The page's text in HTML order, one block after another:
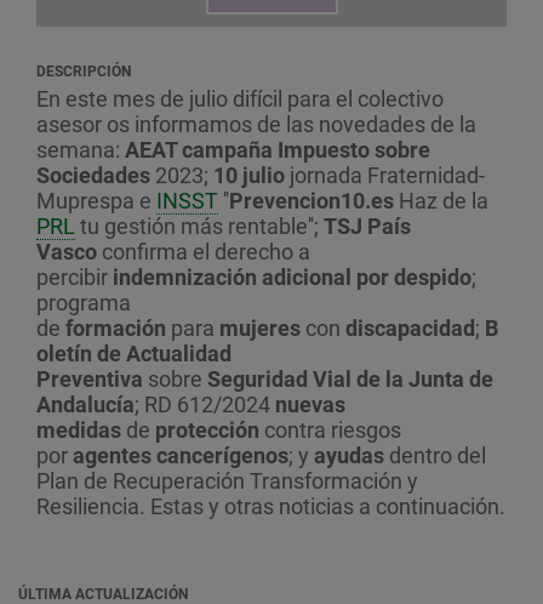
DESCRIPCIÓN
En este mes de julio difícil para el colectivo
asesor os informamos de las novedades de la
semana: AEAT campaña Impuesto sobre
Sociedades 2023; 10 julio jornada Fraternidad-
Muprespa e INSST ''Prevencion10.es Haz de la
PRL tu gestión más rentable''; TSJ País
Vasco confirma el derecho a
percibir indemnización adicional por despido;
programa
de formación para mujeres con discapacidad; B
oletín de Actualidad
Preventiva sobre Seguridad Vial de la Junta de
Andalucía; RD 612/2024 nuevas
medidas de protección contra riesgos
poragentes cancerígenos; y ayudas dentro del
Plan de Recuperación Transformación y
Resiliencia. Estas y otras noticias a continuación.
ÚLTIMA ACTUALIZACIÓN